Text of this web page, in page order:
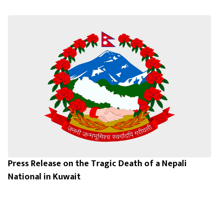
Press Release on the Tragic Death of a Nepali
National in Kuwait